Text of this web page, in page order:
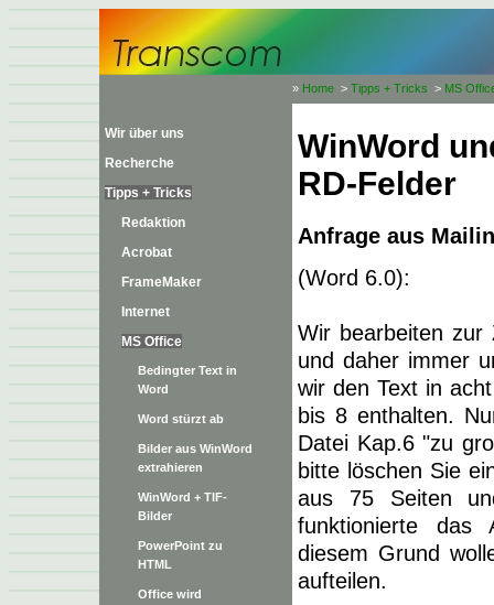
» Home > Tipps + Tricks > MS
Wir über uns
Recherche
Tipps + Tricks
Redaktion
Acrobat
FrameMaker
Internet
MS Office
Bedingter Text in
Word
Word stürzt ab
Bilder aus WinWord
extrahieren
WinWord + TIF-
Bilder
PowerPoint zu
HTML
Office wird
WinWord
RD-Felder
Anfrage aus
(Word 6.0):
Wir bearbeiten zur
und daher immer
wir den Text in
bis 8 enthalten.
Datei Kap.6 "zu
bitte löschen Sie
aus 75 Seiten
funktionierte das
diesem Grund
aufteilen.